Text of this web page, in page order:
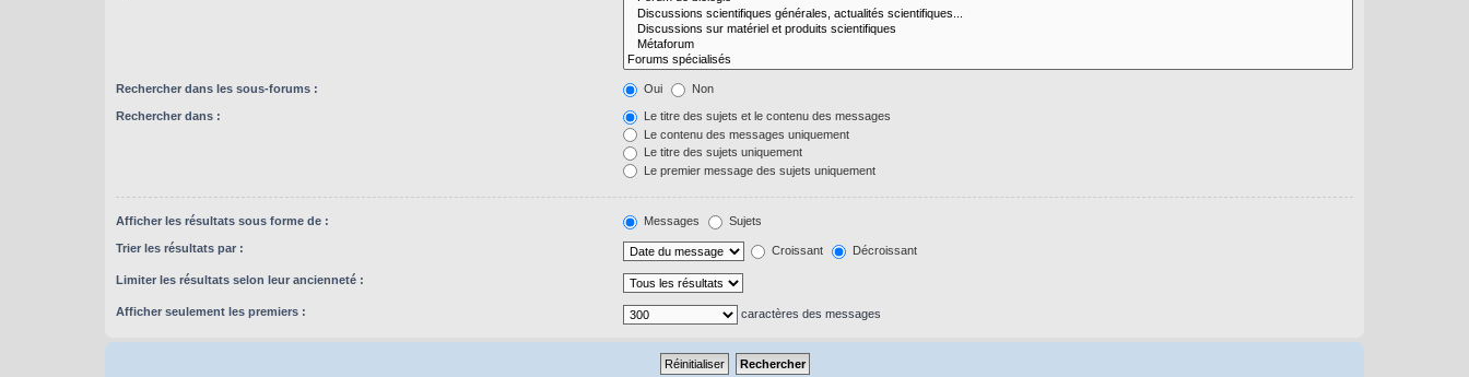
Rechercher dans les sous-forums : Oui Non
Rechercher dans :
Le titre des sujets et le contenu des messages
Le contenu des messages uniquement
Le titre des sujets uniquement
Le premier message des sujets uniquement
Afficher les résultats sous forme de : Messages Sujets
Trier les résultats par : Croissant Décroissant
Limiter les résultats selon leur ancienneté :
Afficher seulement les premiers : caractères des messages